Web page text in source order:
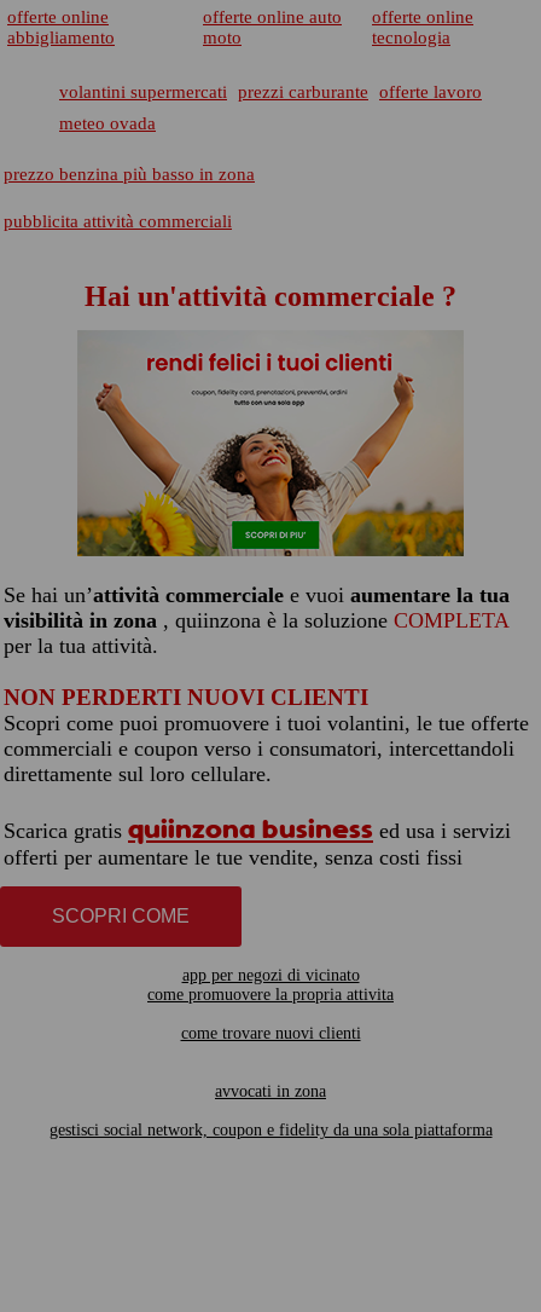
offerte online
abbigliamento
offerte online auto
moto
offerte online
tecnologia
volantini supermercati prezzi carburante
offerte lavoro
meteo ovada
prezzo benzina più basso in zona
pubblicita attività commerciali
Hai un'attività commerciale ?
Se hai un’attività commerciale e vuoi aumentare la tua
visibilità in zona , quiinzona è la soluzione COMPLETA
per la tua attività.
NON PERDERTI NUOVI CLIENTI
Scopri come puoi promuovere i tuoi volantini, le tue offerte
commerciali e coupon verso i consumatori, intercettandoli
direttamente sul loro cellulare.
Scarica gratis quiinzona business ed usa i servizi
offerti per aumentare le tue vendite, senza costi fissi
SCOPRI COME
app per negozi di vicinato
come promuovere la propria attivita
come trovare nuovi clienti
avvocati in zona
gestisci social network, coupon e fidelity da una sola piattaforma